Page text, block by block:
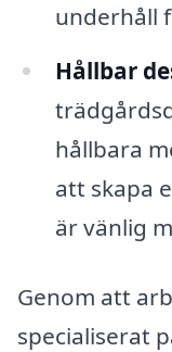
underhåll
Hållbar
hållbara
att skapa
är vänlig
Genom att
specialiserat